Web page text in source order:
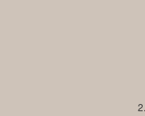
2.